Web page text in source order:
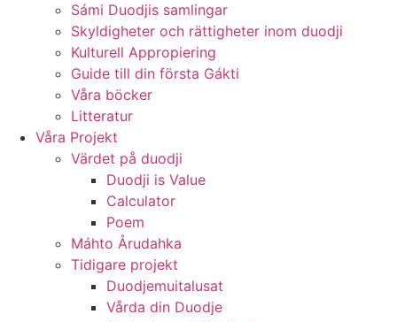
Sámi Duodjis samlingar
Skyldigheter och rättigheter inom duodji
Kulturell Appropiering
Guide till din första Gákti
Våra böcker
Litteratur
Våra Projekt
Värdet på duodji​
Duodji is Value
Calculator
Poem
Máhto Årudahka
Tidigare projekt
Duodjemuitalusat
Vårda din Duodje